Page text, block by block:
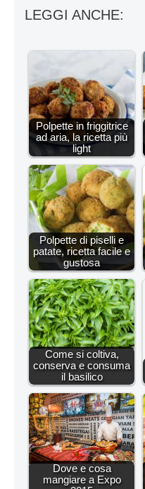
LEGGI ANCHE:
Polpette in friggitrice
ad aria, la ricetta più
light
Polpette di piselli e
patate, ricetta facile e
gustosa
Come si coltiva,
conserva e consuma
il basilico
Dove e cosa
mangiare a Expo